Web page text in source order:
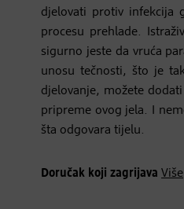
djelovati protiv infekcija
procesu prehlade.
sigurno jeste da vruća
unosu tečnosti, što je
djelovanje, možete
pripreme ovog jela. I
šta odgovara tijelu.
Doručak koji zagrijava Više